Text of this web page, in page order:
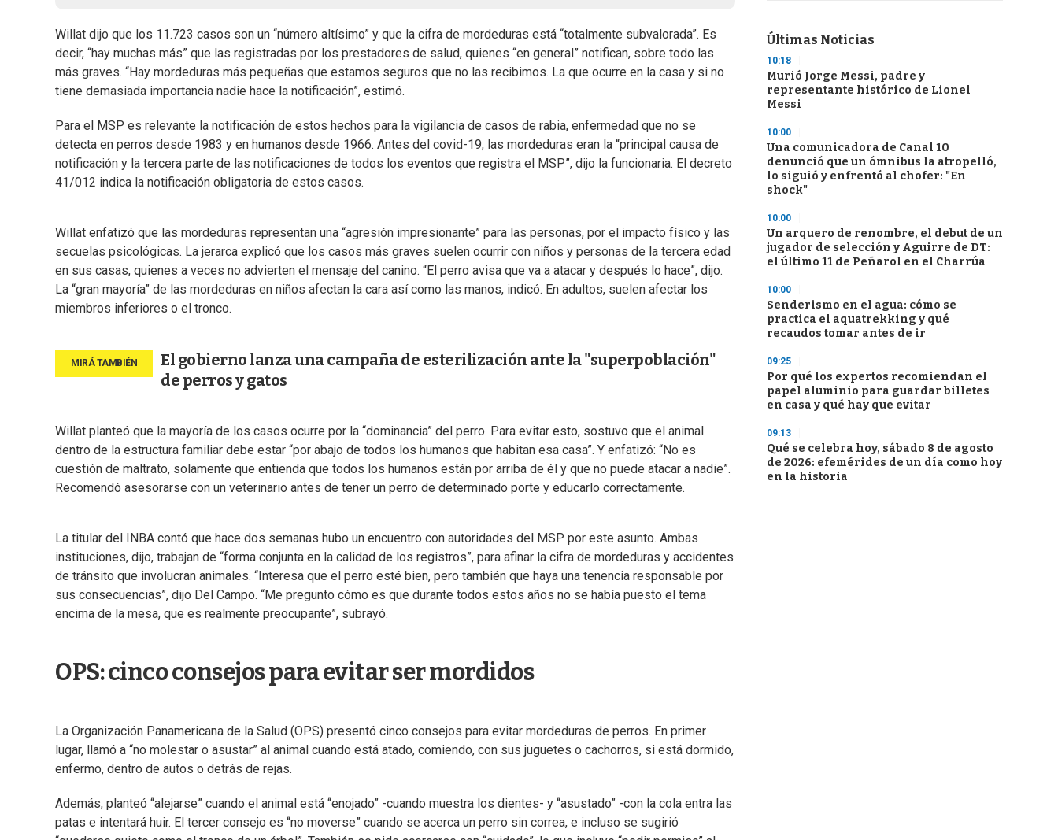
Willat dijo que los 11.723 casos son un “número altísimo” y que la cifra de mordeduras está “totalmente subvalorada”. Es
decir, “hay muchas más” que las registradas por los prestadores de salud, quienes “en general” notifican, sobre todo las
más graves. “Hay mordeduras más pequeñas que estamos seguros que no las recibimos. La que ocurre en la casa y si no
tiene demasiada importancia nadie hace la notificación”, estimó.
Para el MSP es relevante la notificación de estos hechos para la vigilancia de casos de rabia, enfermedad que no se
detecta en perros desde 1983 y en humanos desde 1966. Antes del covid-19, las mordeduras eran la “principal causa de
notificación y la tercera parte de las notificaciones de todos los eventos que registra el MSP”, dijo la funcionaria. El decreto
41/012 indica la notificación obligatoria de estos casos.
Willat enfatizó que las mordeduras representan una “agresión impresionante” para las personas, por el impacto físico y las
secuelas psicológicas. La jerarca explicó que los casos más graves suelen ocurrir con niños y personas de la tercera edad
en sus casas, quienes a veces no advierten el mensaje del canino. “El perro avisa que va a atacar y después lo hace”, dijo.
La “gran mayoría” de las mordeduras en niños afectan la cara así como las manos, indicó. En adultos, suelen afectar los
miembros inferiores o el tronco.
El gobierno lanza una campaña de esterilización ante la "superpoblación"
de perros y gatos
Willat planteó que la mayoría de los casos ocurre por la “dominancia” del perro. Para evitar esto, sostuvo que el animal
dentro de la estructura familiar debe estar “por abajo de todos los humanos que habitan esa casa”. Y enfatizó: “No es
cuestión de maltrato, solamente que entienda que todos los humanos están por arriba de él y que no puede atacar a nadie”.
Recomendó asesorarse con un veterinario antes de tener un perro de determinado porte y educarlo correctamente.
La titular del INBA contó que hace dos semanas hubo un encuentro con autoridades del MSP por este asunto. Ambas
instituciones, dijo, trabajan de “forma conjunta en la calidad de los registros”, para afinar la cifra de mordeduras y accidentes
de tránsito que involucran animales. “Interesa que el perro esté bien, pero también que haya una tenencia responsable por
sus consecuencias”, dijo Del Campo. “Me pregunto cómo es que durante todos estos años no se había puesto el tema
encima de la mesa, que es realmente preocupante”, subrayó.
OPS: cinco consejos para evitar ser mordidos
La Organización Panamericana de la Salud (OPS) presentó cinco consejos para evitar mordeduras de perros. En primer
lugar, llamó a “no molestar o asustar” al animal cuando está atado, comiendo, con sus juguetes o cachorros, si está dormido,
enfermo, dentro de autos o detrás de rejas.
Además, planteó “alejarse” cuando el animal está “enojado” -cuando muestra los dientes- y “asustado” -con la cola entra las
patas e intentará huir. El tercer consejo es “no moverse” cuando se acerca un perro sin correa, e incluso se sugirió
Últimas Noticias
10:18
Murió Jorge Messi, padre y
representante histórico de Lionel
Messi
10:00
Una comunicadora de Canal 10
denunció que un ómnibus la atropelló,
lo siguió y enfrentó al chofer: "En
shock"
10:00
Un arquero de renombre, el debut de un
jugador de selección y Aguirre de DT:
el último 11 de Peñarol en el Charrúa
10:00
Senderismo en el agua: cómo se
practica el aquatrekking y qué
recaudos tomar antes de ir
09:25
Por qué los expertos recomiendan el
papel aluminio para guardar billetes
en casa y qué hay que evitar
09:13
Qué se celebra hoy, sábado 8 de agosto
de 2026: efemérides de un día como hoy
en la historia